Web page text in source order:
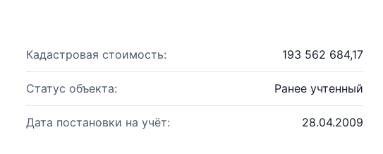
Кадастровая стоимость: 193 562 684,17
Статус объекта: Ранее учтенный
Дата постановки на учёт: 28.04.2009